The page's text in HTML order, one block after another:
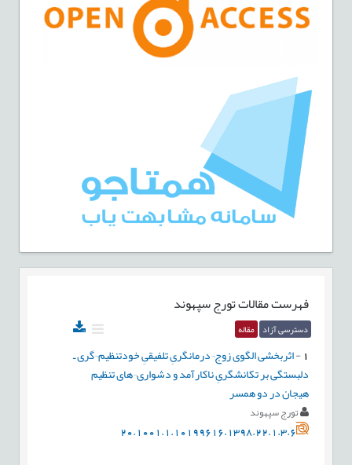
فهرست مقالاتتورج سپهوند
دسترسی آزاد مقاله
-اثربخشی الگوی زوج¬درمانگریِ تلفیقیِ خودتنظیم¬گری ـ
دلبستگی بر تکانشگریِ ناکارآمد و دشواری¬های تنظیم
هیجان در دو همسر
تورج سپهوند
20.1001.1.10199616.1398.22.1.3.6